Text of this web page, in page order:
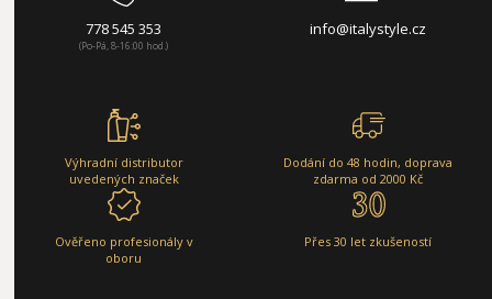
778 545 353
(Po-Pá, 8-16:00 hod.)
info@italystyle.cz
Výhradní distributor
uvedených značek
Dodání do 48 hodin, doprava
zdarma od 2000 Kč
Ověřeno profesionály v
oboru
Přes 30 let zkušeností